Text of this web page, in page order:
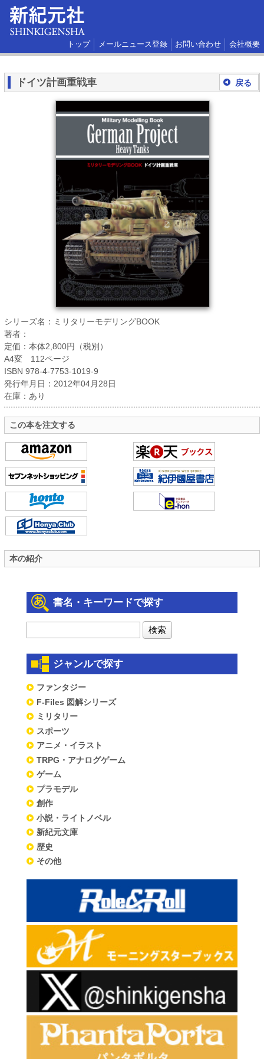
トップ メールニュース登録 お問い合わせ 会社概要
戻る
ドイツ計画重戦車
シリーズ名：ミリタリーモデリングBOOK
著者：
定価：本体2,800円（税別）
A4変 112ページ
ISBN 978-4-7753-1019-9
発行年月日：2012年04月28日
在庫：あり
この本を注文する
本の紹介
書名・キーワードで探す
ジャンルで探す
ファンタジー
F-Files 図解シリーズ
ミリタリー
スポーツ
アニメ・イラスト
TRPG・アナログゲーム
ゲーム
プラモデル
創作
小説・ライトノベル
新紀元文庫
歴史
その他